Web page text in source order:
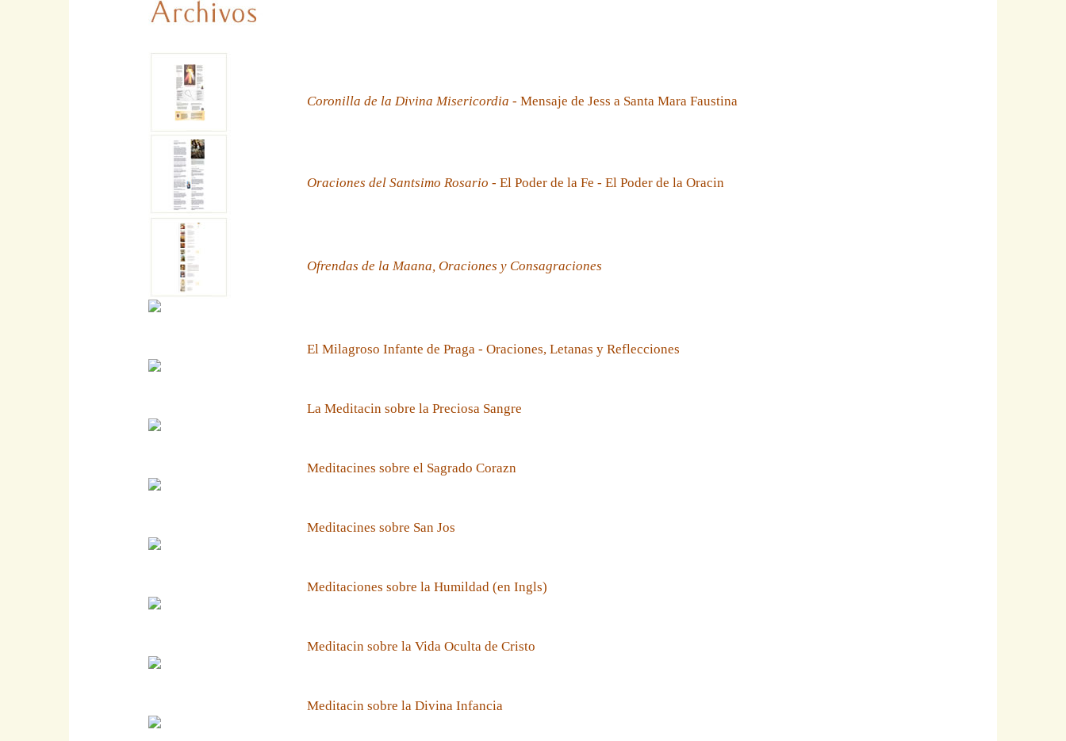
Coronilla de la Divina Misericordia - Mensaje de Jess a Santa Mara Faustina
Oraciones del Santsimo Rosario - El Poder de la Fe - El Poder de la Oracin
Ofrendas de la Maana, Oraciones y Consagraciones
El Milagroso Infante de Praga - Oraciones, Letanas y Reflecciones
La Meditacin sobre la Preciosa Sangre
Meditacines sobre el Sagrado Corazn
Meditacines sobre San Jos
Meditaciones sobre la Humildad (en Ingls)
Meditacin sobre la Vida Oculta de Cristo
Meditacin sobre la Divina Infancia